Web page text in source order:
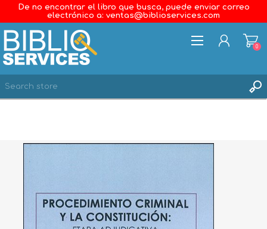
De no encontrar el libro que busca, puede enviar correo
electrónico a: ventas@biblioservices.com
WISHLIST
0
0